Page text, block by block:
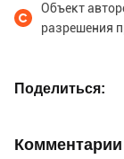
Объект
разрешения
Поделиться
Комментарии